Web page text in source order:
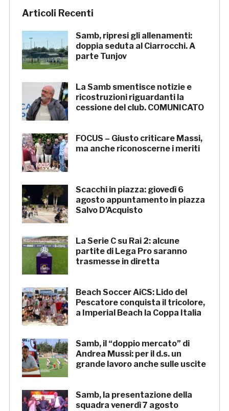
Articoli Recenti
Samb, ripresi gli allenamenti:
doppia seduta al Ciarrocchi. A
parte Tunjov
La Samb smentisce notizie e
ricostruzioni riguardanti la
cessione del club. COMUNICATO
FOCUS – Giusto criticare Massi,
ma anche riconoscerne i meriti
Scacchi in piazza: giovedì 6
agosto appuntamento in piazza
Salvo D’Acquisto
La Serie C su Rai 2: alcune
partite di Lega Pro saranno
trasmesse in diretta
Beach Soccer AiCS: Lido del
Pescatore conquista il tricolore,
a Imperial Beach la Coppa Italia
Samb, il “doppio mercato” di
Andrea Mussi: per il d.s. un
grande lavoro anche sulle uscite
Samb, la presentazione della
squadra venerdì 7 agosto